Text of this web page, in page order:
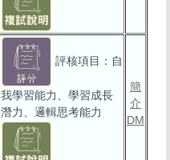
評核項目：自
我學習能力、學習成長
潛力、邏輯思考能力
簡
介
DM